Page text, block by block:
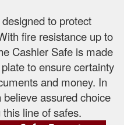
to protect
fire resistance up to
Cashier Safe is made
to ensure certainty
and money. In
assured choice
line of safes.